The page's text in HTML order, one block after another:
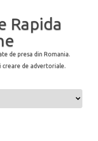
Rapida
de presa din Romania.
creare de advertoriale.